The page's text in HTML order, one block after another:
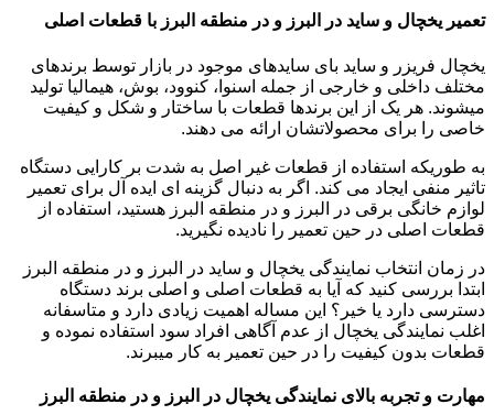
تعمیر یخچال و ساید در البرز و در منطقه البرز با قطعات اصلی
یخچال فریزر و ساید بای سایدهای موجود در بازار توسط برندهای
مختلف داخلی و خارجی از جمله اسنوا، کنوود، بوش، هیمالیا تولید
میشوند. هر یک از این برندها قطعات با ساختار و شکل و کیفیت
خاصی را برای محصولاتشان ارائه می دهند.
به طوریکه استفاده از قطعات غیر اصل به شدت بر کارایی دستگاه
تاثیر منفی ایجاد می کند. اگر به دنبال گزینه ای ایده آل برای تعمیر
لوازم خانگی برقی در البرز و در منطقه البرز هستید، استفاده از
قطعات اصلی در حین تعمیر را نادیده نگیرید.
در زمان انتخاب نمایندگی یخچال و ساید در البرز و در منطقه البرز
ابتدا بررسی کنید که آیا به قطعات اصلی و اصلی برند دستگاه
دسترسی دارد یا خیر؟ این مساله اهمیت زیادی دارد و متاسفانه
اغلب نمایندگی یخچال از عدم آگاهی افراد سود استفاده نموده و
قطعات بدون کیفیت را در حین تعمیر به کار میبرند.
مهارت و تجربه بالای نمایندگی یخچال در البرز و در منطقه البرز